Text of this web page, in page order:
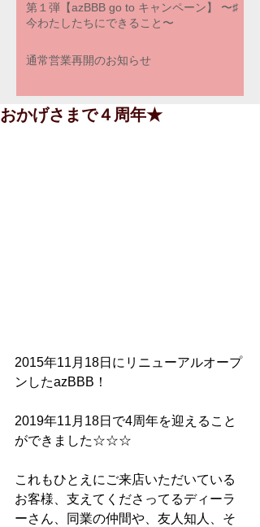
第１弾【azBBB go to キャンペーン】 〜♯
今わたしたちにできること〜
通常営業再開のお知らせ
おかげさまで４周年★
2015年11月18日にリニューアルオープ
ンしたazBBB！
2019年11月18日で4周年を迎えること
ができました☆☆☆
これもひとえにご来店いただいている
お客様、支えてくださってるディーラ
ーさん、同業の仲間や、友人知人、そ